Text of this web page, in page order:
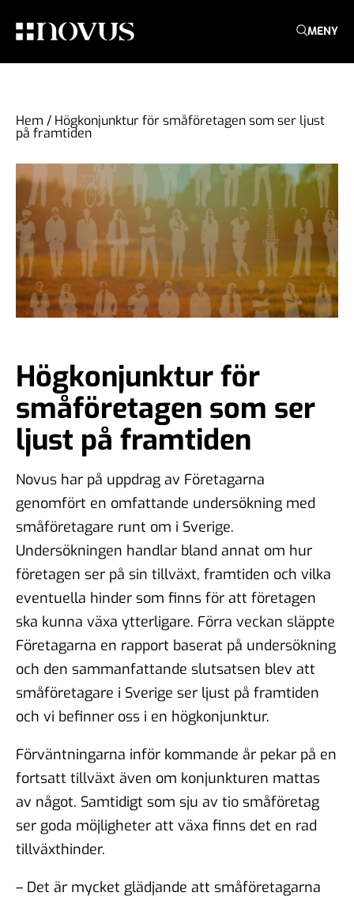
MENY
Hem / Högkonjunktur för småföretagen som ser ljust
på framtiden
Högkonjunktur för
småföretagen som ser
ljust på framtiden
Novus har på uppdrag av Företagarna
genomfört en omfattande undersökning med
småföretagare runt om i Sverige.
Undersökningen handlar bland annat om hur
företagen ser på sin tillväxt, framtiden och vilka
eventuella hinder som finns för att företagen
ska kunna växa ytterligare. Förra veckan släppte
Företagarna en rapport baserat på undersökning
och den sammanfattande slutsatsen blev att
småföretagare i Sverige ser ljust på framtiden
och vi befinner oss i en högkonjunktur.
Förväntningarna inför kommande år pekar på en
fortsatt tillväxt även om konjunkturen mattas
av något. Samtidigt som sju av tio småföretag
ser goda möjligheter att växa finns det en rad
tillväxthinder.
– Det är mycket glädjande att småföretagarna